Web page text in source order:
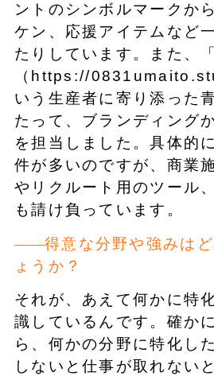
ントのシンボルマークか
ケン、応援アイテムなど
たりしています。また、
（https://
いう生産者に寄り添った
たって、ブランディング
を担当しました。具体的
件が多いのですが、商業
やリクルート用のツール
も請け負っています。
得意な分野や強みは
ょうか？
それが、あえて何かに特
識しているんです。確か
ら、何かの分野に特化し
しないと仕事が取れない